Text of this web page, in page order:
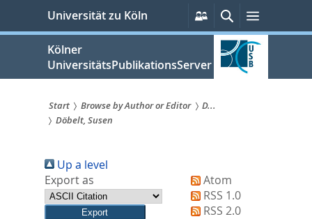
springen
Universität zu Köln
Persönliche
Services
SucheMenü
Kölner
UniversitätsPublikationsServer
Sie
sind
hier:
Start Browse by Author or Editor
D...
Döbelt, Susen
Up a level
Export as
Atom
RSS 1.0
RSS 2.0